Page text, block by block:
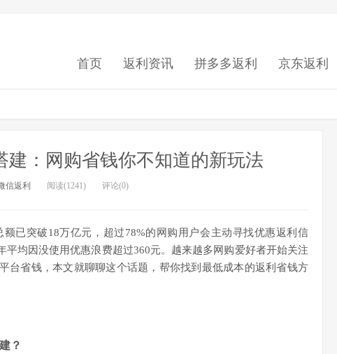
首页 返利资讯 拼多多返利 京东返利
建：网购省钱你不知道的新玩法
信返利 阅读(1241) 评论(0)
已突破18万亿元，超过78%的网购用户会主动寻找优惠返利信
均因没使用优惠浪费超过360元。越来越多网购爱好者开始关注
台省钱，本文就聊聊这个话题，帮你找到最低成本的返利省钱方
？